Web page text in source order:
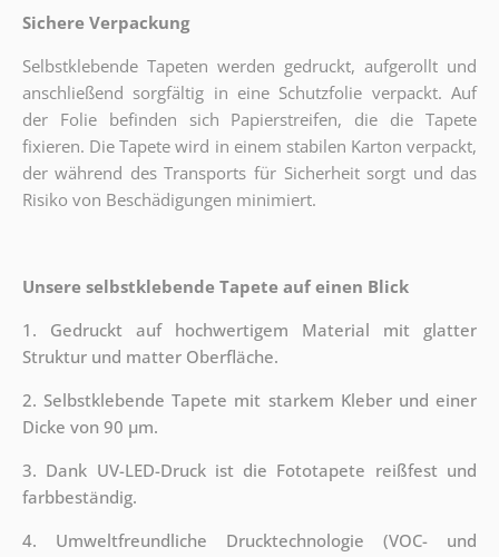
Sichere Verpackung
Selbstklebende Tapeten werden gedruckt, aufgerollt und
anschließend sorgfältig in eine Schutzfolie verpackt. Auf
der Folie befinden sich Papierstreifen, die die Tapete
fixieren. Die Tapete wird in einem stabilen Karton verpackt,
der während des Transports für Sicherheit sorgt und das
Risiko von Beschädigungen minimiert.
Unsere selbstklebende Tapete auf einen Blick
1. Gedruckt auf hochwertigem Material mit glatter
Struktur und matter Oberfläche.
2. Selbstklebende Tapete mit starkem Kleber und einer
Dicke von 90 µm.
3. Dank UV-LED-Druck ist die Fototapete reißfest und
farbbeständig.
4. Umweltfreundliche Drucktechnologie (VOC- und